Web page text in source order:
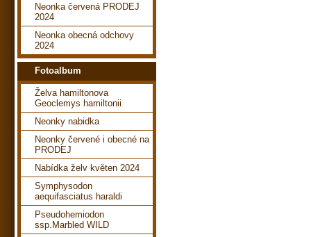
Neonka červená PRODEJ
2024
Neonka obecná odchovy
2024
Fotoalbum
Želva hamiltonova
Geoclemys hamiltonii
Neonky nabidka
Neonky červené i obecné na
PRODEJ
Nabídka želv květen 2024
Symphysodon
aequifasciatus haraldi
Pseudohemiodon
ssp.Marbled WILD